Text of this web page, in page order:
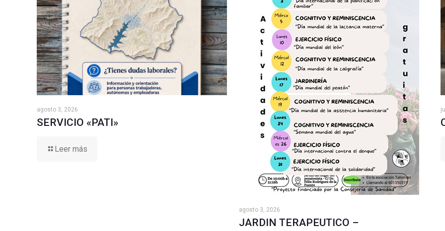
agosto 3, 2026
SERVICIO «PATI»
Leer más
agosto 3, 2026
JARDIN TERAPEUTICO –